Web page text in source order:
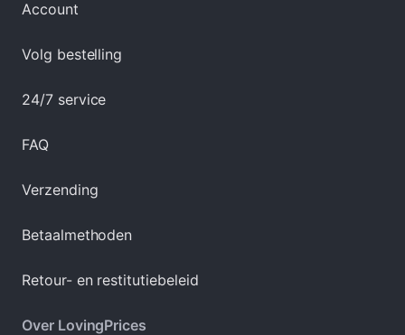
Account
Volg bestelling
24/7 service
FAQ
Verzending
Betaalmethoden
Retour- en restitutiebeleid
Over LovingPrices